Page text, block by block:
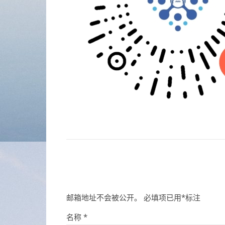
邮箱地址不会被公开。 必填项已用*标注
名称 *